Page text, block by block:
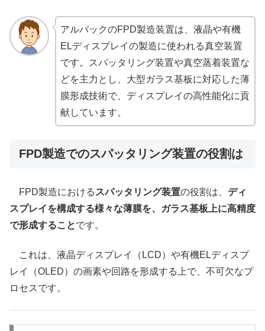
アルバックのFPD製造装置は、液晶や有機
ELディスプレイの製造に使われる真空装置
です。スパッタリング装置や真空蒸着装置な
どを主力とし、大型ガラス基板に対応した薄
膜形成技術で、ディスプレイの高性能化に貢
献しています。
FPD製造でのスパッタリング装置の役割は
FPD製造における スパッタリング装置の役割は、 ディ
スプレイを構成する様々な薄膜を、ガラス基板上に高精度
で形成することです。
これは、液晶ディスプレイ（LCD）や有機ELディスプ
レイ（OLED）の画素や回路を形成する上で、不可欠なプ
ロセスです。